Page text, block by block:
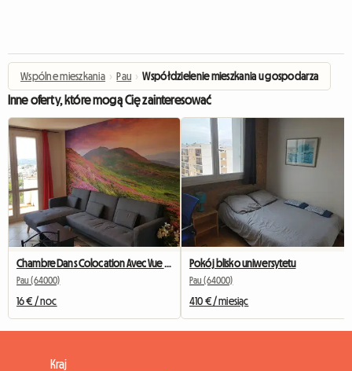
Wspólne mieszkania › Pau › Współdzielenie mieszkania u gospodarza
Inne oferty, które mogą Cię zainteresować
Pau (64000)
16 € / noc
Pokój blisko uniwersytetu
Pau (64000)
410 € / miesiąc
Kraj